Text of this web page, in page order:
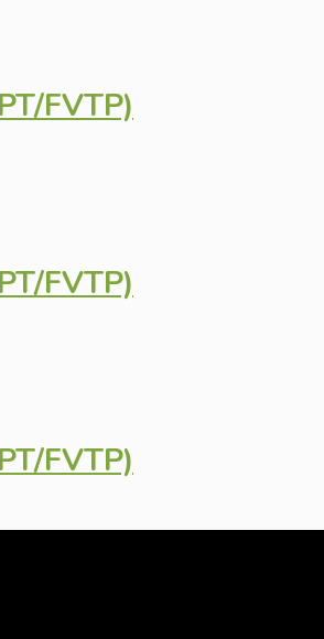
FVTP)
FVTP)
FVTP)